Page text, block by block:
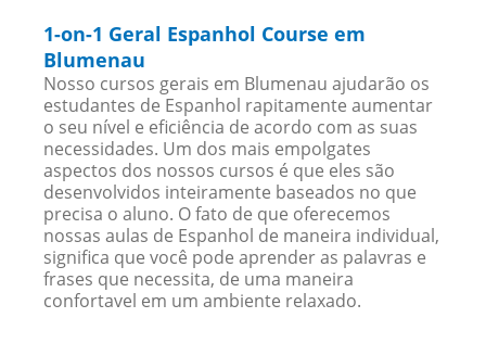
1-on-1 Geral Espanhol Course em
Blumenau
Nosso cursos gerais em Blumenau ajudarão os
estudantes de Espanhol rapitamente aumentar
o seu nível e eficiência de acordo com as suas
necessidades. Um dos mais empolgates
aspectos dos nossos cursos é que eles são
desenvolvidos inteiramente baseados no que
precisa o aluno. O fato de que oferecemos
nossas aulas de Espanhol de maneira individual,
significa que você pode aprender as palavras e
frases que necessita, de uma maneira
confortavel em um ambiente relaxado.